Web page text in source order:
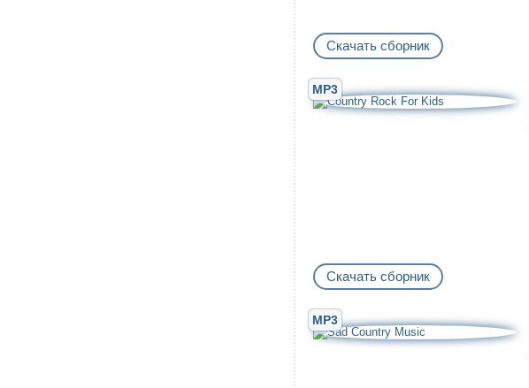
Скачать сборник
MP3
Скачать сборник
MP3